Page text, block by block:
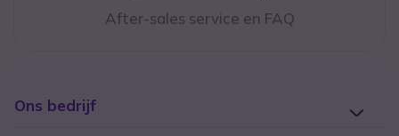
After-sales service en FAQ
Ons bedrijf